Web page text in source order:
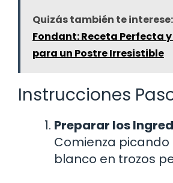
Quizás también te interese:
Fondant: Receta Perfecta
para un Postre Irresistible
Instrucciones
Preparar los
Comienza
blanco en trozos